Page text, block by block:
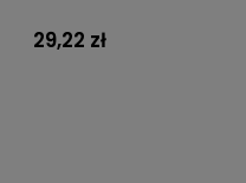
29,22 zł